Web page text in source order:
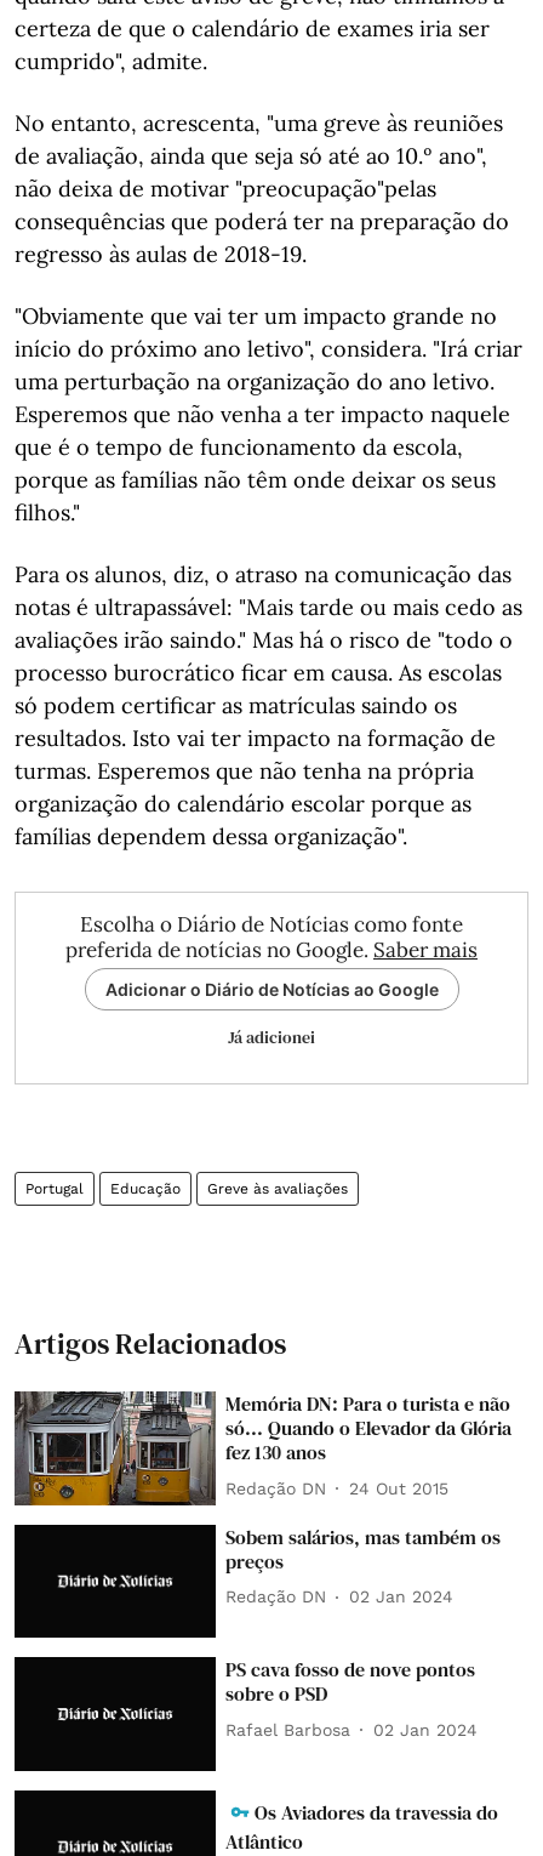
certeza de que o calendário de exames iria ser
cumprido", admite.
No entanto, acrescenta, "uma greve às reuniões
de avaliação, ainda que seja só até ao 10.º ano",
não deixa de motivar "preocupação"pelas
consequências que poderá ter na preparação do
regresso às aulas de 2018-19.
"Obviamente que vai ter um impacto grande no
início do próximo ano letivo", considera. "Irá criar
uma perturbação na organização do ano letivo.
Esperemos que não venha a ter impacto naquele
que é o tempo de funcionamento da escola,
porque as famílias não têm onde deixar os seus
filhos."
Para os alunos, diz, o atraso na comunicação das
notas é ultrapassável: "Mais tarde ou mais cedo as
avaliações irão saindo." Mas há o risco de "todo o
processo burocrático ficar em causa. As escolas
só podem certificar as matrículas saindo os
resultados. Isto vai ter impacto na formação de
turmas. Esperemos que não tenha na própria
organização do calendário escolar porque as
famílias dependem dessa organização".
Escolha o Diário de Notícias como fonte
preferida de notícias no Google. Saber mais
Adicionar o Diário de Notícias ao Google
Já adicionei
Portugal Educação Greve às avaliações
Artigos Relacionados
Memória DN: Para o turista e não
só... Quando o Elevador da Glória
fez 130 anos
Redação DN 24 Out 2015
Sobem salários, mas também os
preços
Redação DN 02 Jan 2024
PS cava fosso de nove pontos
sobre o PSD
Rafael Barbosa 02 Jan 2024
Os Aviadores da travessia do
Atlântico